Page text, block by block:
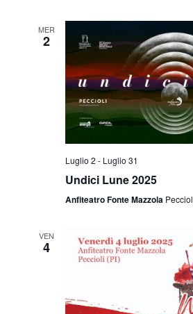
MER
2
Luglio 2 - Luglio 31
Undici Lune 2025
Anfiteatro Fonte Mazzola
VEN
4